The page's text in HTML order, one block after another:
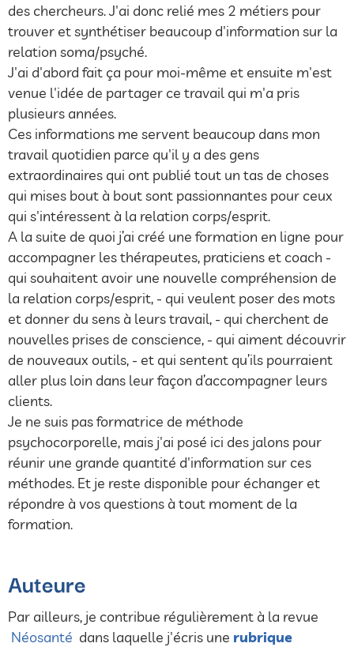
des chercheurs. J'ai donc relié mes 2 métiers pour
trouver et synthétiser beaucoup d'information sur la
relation soma/psyché.
J'ai d'abord fait ça pour moi-même et ensuite m'est
venue l'idée de partager ce travail qui m'a pris
plusieurs années.
Ces informations me servent beaucoup dans mon
travail quotidien parce qu'il y a des gens
extraordinaires qui ont publié tout un tas de choses
qui mises bout à bout sont passionnantes pour ceux
qui s'intéressent à la relation corps/esprit.
A la suite de quoi j’ai créé une formation en ligne pour
accompagner les thérapeutes, praticiens et coach -
qui souhaitent avoir une nouvelle compréhension de
la relation corps/esprit, - qui veulent poser des mots
et donner du sens à leurs travail, - qui cherchent de
nouvelles prises de conscience, - qui aiment découvrir
de nouveaux outils, - et qui sentent qu’ils pourraient
aller plus loin dans leur façon d’accompagner leurs
clients.
Je ne suis pas formatrice de méthode
psychocorporelle, mais j'ai posé ici des jalons pour
réunir une grande quantité d'information sur ces
méthodes. Et je reste disponible pour échanger et
répondre à vos questions à tout moment de la
formation.
Auteure
Par ailleurs, je contribue régulièrement à la revue
Néosanté dans laquelle j'écris une rubrique